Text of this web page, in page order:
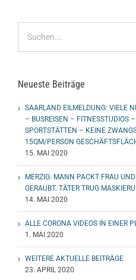
nach:
Neueste Beiträge
SAARLAND EILMELDUNG: VIELE
– BUSREISEN – FITNESSTUDIOS
SPORTSTÄTTEN – KEINE
15QM/PERSON
15. MAI 2020
MERZIG: MANN PACKT FRAU
GERAUBT. TÄTER TRUG
14. MAI 2020
ALLE CORONA VIDEOS IN EINER
1. MAI 2020
WEITERE AKTUELLE BEITRÄGE
23. APRIL 2020